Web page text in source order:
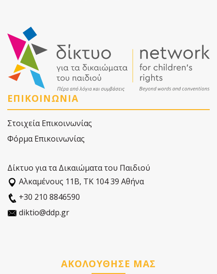
ΕΠΙΚΟΙΝΩΝΙΑ
Στοιχεία Επικοινωνίας
Φόρμα Επικοινωνίας
Δίκτυο για τα Δικαιώματα του Παιδιού
Αλκαµένους 11Β, ΤΚ 104 39 Αθήνα
+30 210 8846590
diktio@ddp.gr
ΑΚΟΛΟΥΘΗΣΕ ΜΑΣ